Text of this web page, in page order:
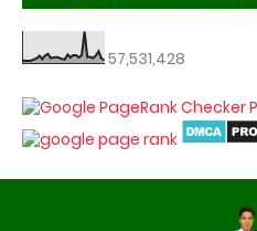
57,531,428